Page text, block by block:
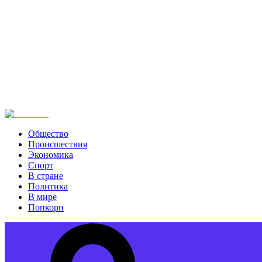
Общество
Происшествия
Экономика
Спорт
В стране
Политика
В мире
Попкорн